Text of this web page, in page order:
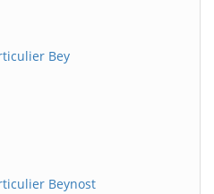
Bey
Beynost